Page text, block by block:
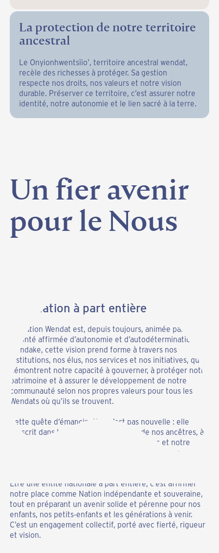
La protection de notre territoire
ancestral
Le Onyionhwentsïio’, territoire ancestral wendat,
recèle des richesses à protéger. Sa gestion
respecte nos droits, nos valeurs et notre vision
durable. Préserver ce territoire, c’est assurer notre
identité, notre autonomie et le lien sacré à la terre.
Unfieravenir
pourleNous
Une Nation à part entière
La Nation Wendat est, depuis toujours, animée par une
volonté affirmée d’autonomie et d’autodétermination. À
Wendake, cette vision prend forme à travers nos
institutions, nos élus, nos services et nos initiatives, qui
démontrent notre capacité à gouverner, à protéger notre
patrimoine et à assurer le développement de notre
communauté selon nos propres valeurs pour tous les
Wendats où qu’ils se trouvent.
Cette quête d’émancipation n’est pas nouvelle : elle
s’inscrit dans la continuité de l’œuvre de nos ancêtres, à
qui nous rendons hommage par nos actions et notre
détermination. Elle s’ancre également dans notre
Être une entité nationale à part entière, c’est affirmer
notre place comme Nation indépendante et souveraine,
tout en préparant un avenir solide et pérenne pour nos
enfants, nos petits-enfants et les générations à venir.
C’est un engagement collectif, porté avec fierté, rigueur
et vision.